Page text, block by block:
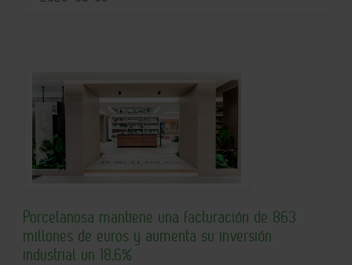
Porcelanosa mantiene una facturación de 863
millones de euros y aumenta su inversión
industrial un 18,6%